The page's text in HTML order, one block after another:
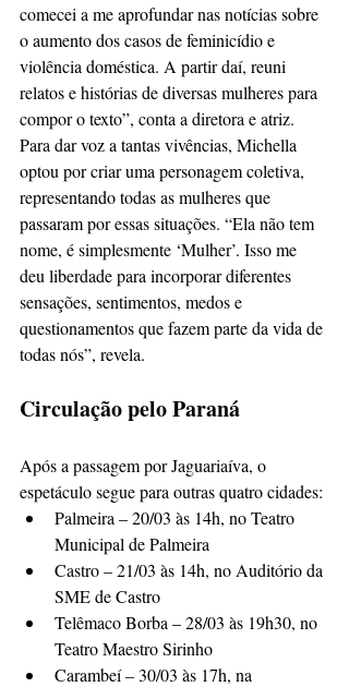
comecei a me aprofundar nas notícias sobre
o aumento dos casos de feminicídio e
violência doméstica. A partir daí, reuni
relatos e histórias de diversas mulheres para
compor o texto”, conta a diretora e atriz.
Para dar voz a tantas vivências, Michella
optou por criar uma personagem coletiva,
representando todas as mulheres que
passaram por essas situações. “Ela não tem
nome, é simplesmente ‘Mulher’. Isso me
deu liberdade para incorporar diferentes
sensações, sentimentos, medos e
questionamentos que fazem parte da vida de
todas nós”, revela.
Circulação pelo Paraná
Após a passagem por Jaguariaíva, o
espetáculo segue para outras quatro cidades:
Palmeira – 20/03 às 14h, no Teatro
Municipal de Palmeira
Castro – 21/03 às 14h, no Auditório da
SME de Castro
Telêmaco Borba – 28/03 às 19h30, no
Teatro Maestro Sirinho
Carambeí – 30/03 às 17h, na